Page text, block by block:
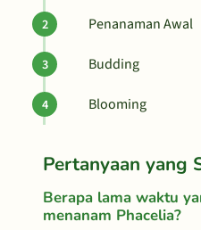
Penanaman Awal
Budding
Blooming
Pertanyaan yang
Berapa lama waktu
menanam Phacelia?